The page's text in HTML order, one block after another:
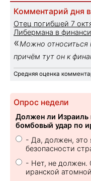
Комментарий дня
Отец погибшей 7
Либермана в
«Можно относиться
причём тут он к
Средняя оценка
Опрос недели
Должен ли
бомбовый удар по
- Да, должен, это
безопасности
- Нет, не должен.
иранской